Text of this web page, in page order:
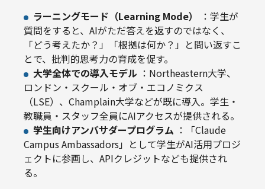
ラーニングモード（Learning Mode）
：学生が
質問をすると、AIがただ答えを返すのではなく、
「どう考えたか？」「根拠は何か？」と問い返すこ
とで、批判的思考力の育成を促す。
大学全体での導入モデル ：Northeastern大学、
ロンドン・スクール・オブ・エコノミクス
（LSE）、Champlain大学などが既に導入。学生・
教職員・スタッフ全員にAIアクセスが提供される。
学生向けアンバサダープログラム ：「Claude
Campus Ambassadors」として学生がAI活用プロジ
ェクトに参画し、APIクレジットなども提供され
る。